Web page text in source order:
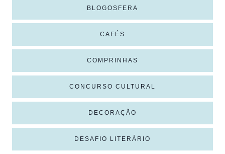
BLOGOSFERA
CAFÉS
COMPRINHAS
CONCURSO CULTURAL
DECORAÇÃO
DESAFIO LITERÁRIO